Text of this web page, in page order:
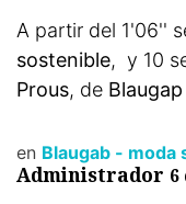
A partir del 1'06''
sostenible, y 10
Prous, de Blaugap
en Blaugab - moda
Administrador 6